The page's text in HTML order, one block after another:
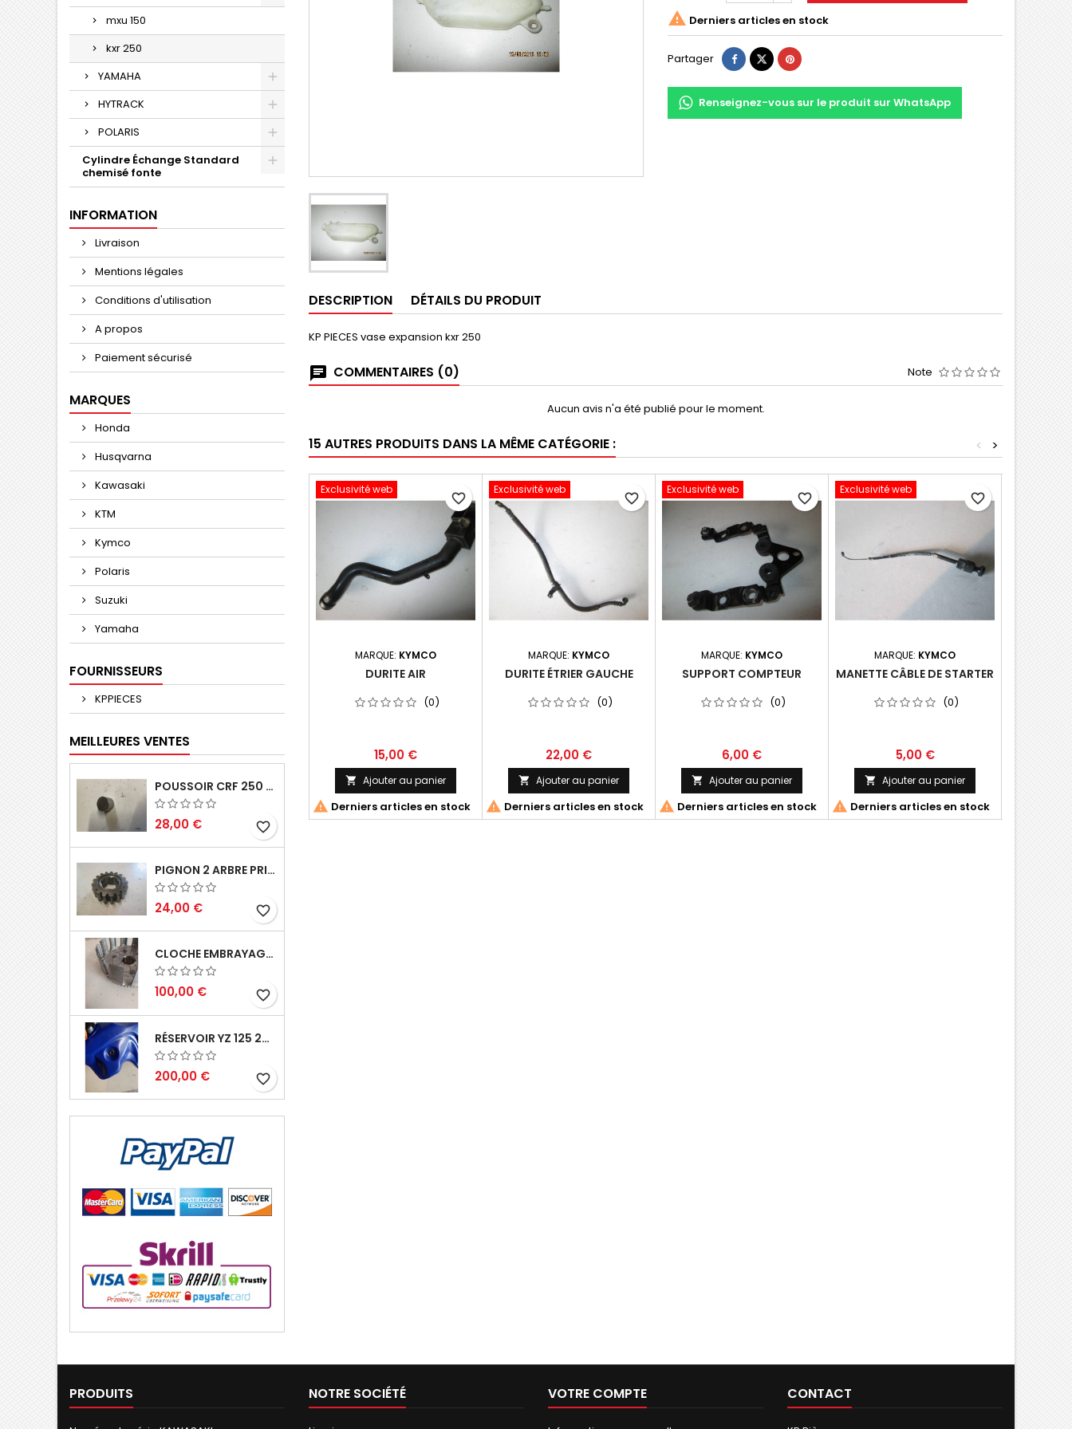
mxu 150
kxr 250
YAMAHA
HYTRACK
POLARIS
Cylindre Échange Standard
chemisé fonte
INFORMATION
Livraison
Mentions légales
Conditions d'utilisation
A propos
Paiement sécurisé
MARQUES
Honda
Husqvarna
Kawasaki
KTM
Kymco
Polaris
Suzuki
Yamaha
FOURNISSEURS
KPPIECES
MEILLEURES VENTES
POUSSOIR CRF 250 2005 2006
28,00 € favorite_border
PIGNON 2 ARBRE PRIMAIRE CR 250 1994
24,00 € favorite_border
CLOCHE EMBRAYAGE YZ 125 1994 2004
100,00 € favorite_border
RÉSERVOIR YZ 125 2002 2004
200,00 € favorite_border
 Derniers articles en stock
Partager
Renseignez-vous sur le produit sur WhatsApp
DESCRIPTION DÉTAILS DU PRODUIT
KP PIECES vase expansion kxr 250
COMMENTAIRES (0) Note
Aucun avis n'a été publié pour le moment.
15 AUTRES PRODUITS DANS LA MÊME CATÉGORIE : >
<
Exclusivité web
MARQUE: KYMCO
DURITE AIR
(0)
15,00 €
 Ajouter au panier
 Derniers articles en stock
favorite_border
Exclusivité web
MARQUE: KYMCO
DURITE ÉTRIER GAUCHE
(0)
22,00 €
 Ajouter au panier
 Derniers articles en stock
favorite_border
Exclusivité web
MARQUE: KYMCO
SUPPORT COMPTEUR
(0)
6,00 €
 Ajouter au panier
 Derniers articles en stock
favorite_border
Exclusivité web
MARQUE: KYMCO
MANETTE CÂBLE DE STARTER
(0)
5,00 €
 Ajouter au panier
 Derniers articles en stock
favorite_border
PRODUITS NOTRE SOCIÉTÉ VOTRE COMPTE CONTACT